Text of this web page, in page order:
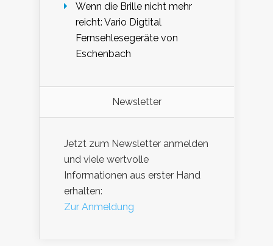
Wenn die Brille nicht mehr
reicht: Vario Digtital
Fernsehlesegeräte von
Eschenbach
Newsletter
Jetzt zum Newsletter anmelden
und viele wertvolle
Informationen aus erster Hand
erhalten:
Zur Anmeldung